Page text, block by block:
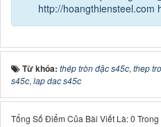
http://hoangthiensteel.com
Từ khóa: thép tròn đặc s45c, thep
s45c, lap dac s45c
Tổng Số Điểm Của Bài Viết Là: 0